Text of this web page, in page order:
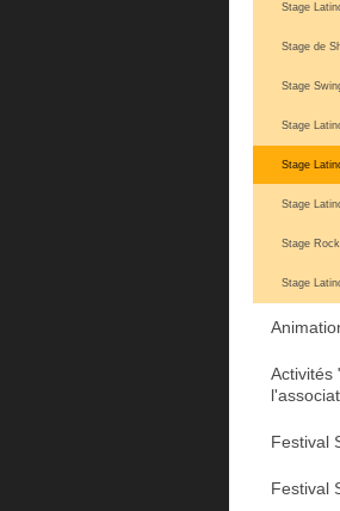
Stage
Stage de
Stage
Stage
Stage
Stage
Stage
Stage
Activités
Festival
Festival